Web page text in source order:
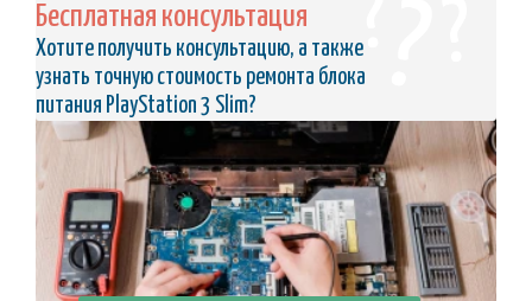
Бесплатная консультация
Хотите получить консультацию, а также
узнать точную стоимость ремонта блока
питания PlayStation 3 Slim?